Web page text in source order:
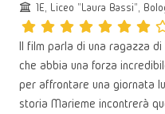
1E, Liceo "Laura Bassi",
Il film parla di una ragazza
che abbia una forza
per affrontare una giornata
storia Marieme incontrerà